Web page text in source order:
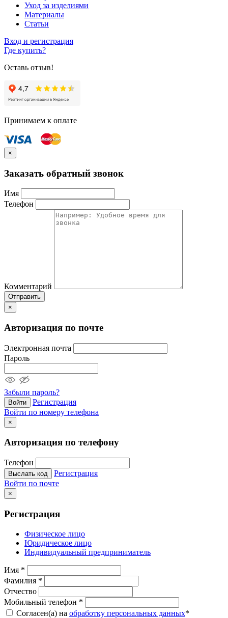
Уход за изделиями
Материалы
Статьи
Вход и регистрация
Где купить?
Оставь отзыв!
Принимаем к оплате
×
Заказать обратный звонок
Имя
Телефон
Комментарий
Отправить
×
Авторизация по почте
Электронная почта
Пароль
Забыли пароль?
Войти
Регистрация
Войти по номеру телефона
×
Авторизация по телефону
Телефон
Выслать код
Регистрация
Войти по почте
×
Регистрация
Физическое лицо
Юридическое лицо
Индивидуальный предприниматель
Имя *
Фамилия *
Отчество
Мобильный телефон *
Согласен(а) на обработку персональных данных*